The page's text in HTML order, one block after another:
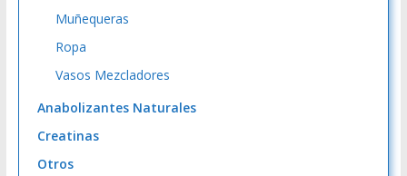
Muñequeras
Ropa
Vasos Mezcladores
Anabolizantes Naturales
Creatinas
Otros